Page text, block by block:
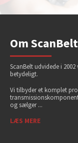
Om ScanBelt
ScanBelt udvidede i
betydeligt.
Vi tilbyder et komplet
og sælger ...
LÆS MERE